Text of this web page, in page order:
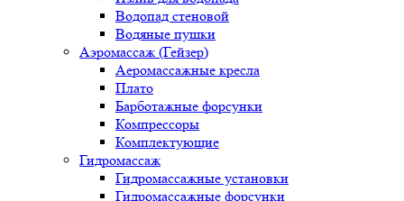
Водопад стеновой
Водяные пушки
Аэромассаж (Гейзер)
Аеромассажные кресла
Плато
Барботажные форсунки
Компрессоры
Комплектующие
Гидромассаж
Гидромассажные установки
Гидромассажные форсунки